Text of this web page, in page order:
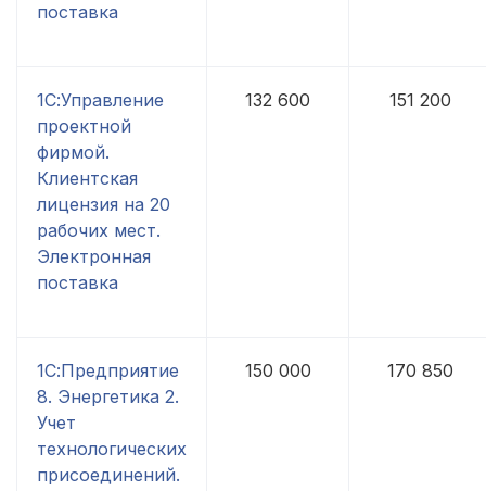
поставка
1С:Управление
проектной
фирмой.
Клиентская
лицензия на 20
рабочих мест.
Электронная
поставка
132 600 151 200
1С:Предприятие
8. Энергетика 2.
Учет
технологических
присоединений.
150 000 170 850